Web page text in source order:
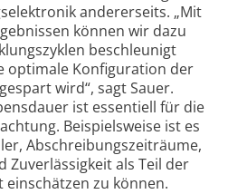
anderer­seits. „Mit
können wir dazu
be­schleu­nigt
optimale Konfi­gu­ration der
wird“, sagt Sauer.
ist essen­tiell für die
Beispiels­weise ist es
Abschrei­bungs­zeit­räume,
Zuver­lässig­keit als Teil der
zu können.